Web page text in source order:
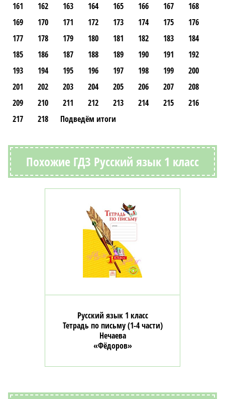
161
162 163 164 165 166 167
168
169
170 171 172 173 174 175
176
177
178 179 180 181 182 183
184
185
186 187 188 189 190 191
192
193
194 195 196 197 198 199
200
201
202 203 204 205 206 207
208
209
210 211 212 213 214 215
216
217
218 Подведём итоги
Похожие ГДЗ Русский язык 1 класс
Русский язык 1 класс
Тетрадь по письму (1-4 части)
Нечаева
«Фёдоров»